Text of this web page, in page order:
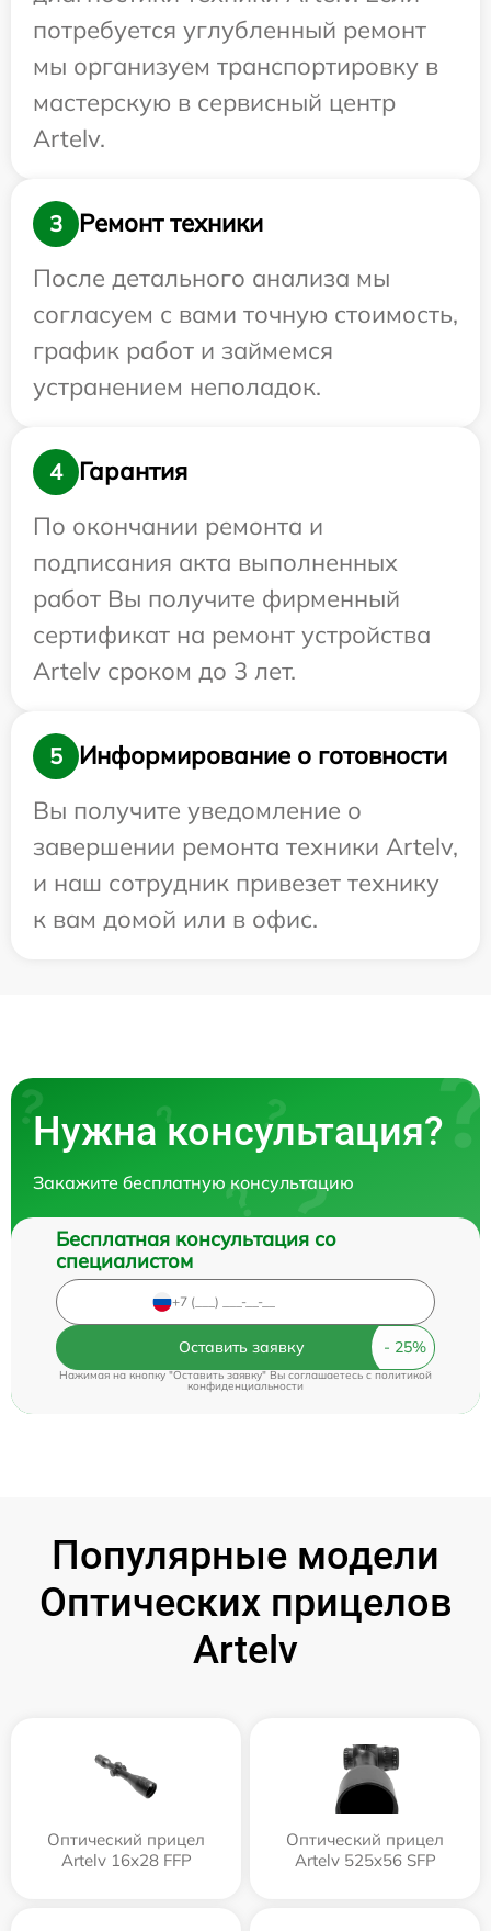
потребуется углубленный ремонт
мы организуем транспортировку в
мастерскую в сервисный центр
Artelv.
3
Ремонт техники
После детального анализа мы
согласуем с вами точную стоимость,
график работ и займемся
устранением неполадок.
4
Гарантия
По окончании ремонта и
подписания акта выполненных
работ Вы получите фирменный
сертификат на ремонт устройства
Artelv сроком до 3 лет.
5
Информирование о готовности
Вы получите уведомление о
завершении ремонта техники Artelv,
и наш сотрудник привезет технику
к вам домой или в офис.
Нужна консультация?
Закажите бесплатную консультацию
Бесплатная консультация со
специалистом
Оставить заявку
Нажимая на кнопку "Оставить заявку" Вы соглашаетесь cполитикой
конфиденциальности
Популярные модели
Оптических прицелов
Artelv
Оптический прицел
Artelv 16x28 FFP
Оптический прицел
Artelv 525x56 SFP